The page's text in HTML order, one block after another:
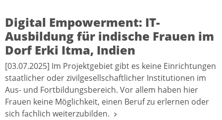
Digital Empowerment: IT-
Ausbildung für indische Frauen im
Dorf Erki Itma, Indien
[03.07.2025] Im Projektgebiet gibt es keine Einrichtungen
staatlicher oder zivilgesellschaftlicher Institutionen im
Aus- und Fortbildungsbereich. Vor allem haben hier
Frauen keine Möglichkeit, einen Beruf zu erlernen oder
sich fachlich weiterzubilden.